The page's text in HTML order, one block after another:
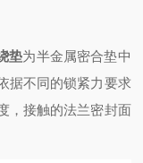
垫为半金属密合垫中
据不同的锁紧力要求
，接触的法兰密封面